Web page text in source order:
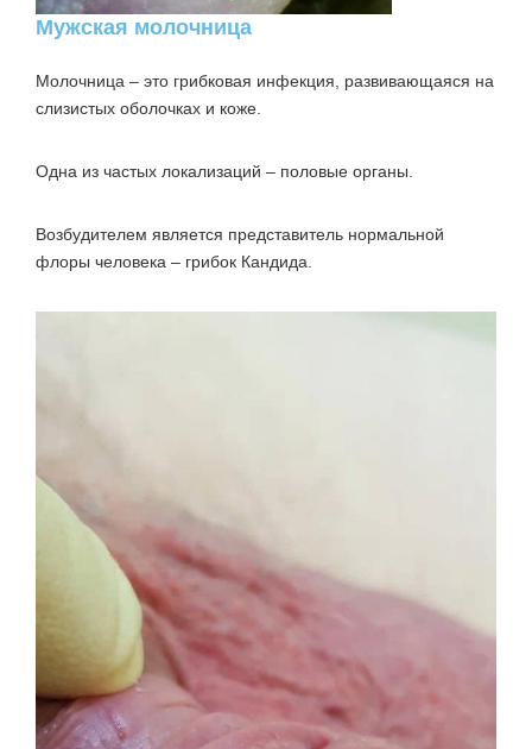
Мужская молочница
Молочница – это грибковая инфекция, развивающаяся на
слизистых оболочках и коже.
Одна из частых локализаций – половые органы.
Возбудителем является представитель нормальной
флоры человека – грибок Кандида.